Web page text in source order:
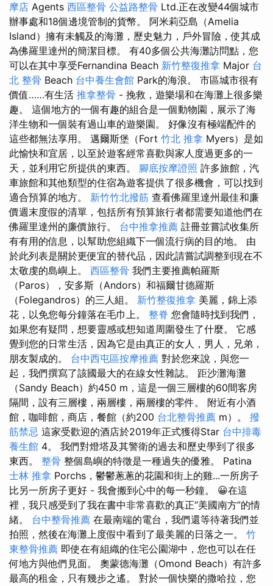
摩店 Agents 西區整骨 公益路整骨 Ltd.正在改變44個城市
辦事處和18個邊境管制的貨幣。 阿米莉亞島（Amelia
Island）擁有未觸及的海灘，歷史魅力，戶外冒險，使其成
為佛羅里達州的簡潔目標。 有40多個公共海灘訪問點，您
可以在其中享受Fernandina Beach 新竹整復推拿 Major 台
北 整骨 Beach 台中養生會館 Park的海浪。 市區城市很有
價值……有生活 推拿整骨 - 挽救，遊樂場和在海灘上很多樂
趣。 這個地方的一個有趣的組合是一個動物園，展示了海
洋生物和一個裝有過山車的遊樂園。 好像沒有極端配件的
這些都無法享用。 邁爾斯堡（Fort 竹北 推拿 Myers）是如
此愉快和宜居，以至於遊客經常喜歡與家人度過更多的一
天，並利用它所提供的東西。 腳底按摩證照 許多旅館，汽
車旅館和其他類型的住宿為遊客提供了很多機會，可以找到
適合預算的地方。 新竹竹北撥筋 查看佛羅里達州最佳和廉
價週末度假的清單，包括所有預算旅行者都需要知道他們在
佛羅里達州的廉價旅行。 台中推拿推薦 註冊並嘗試收集所
有有用的信息，以幫助您組織下一個流行病的目的地。 由
於此列表是關於更便宜的替代品，因此請嘗試調整到現在不
太敬虔的島嶼上。 西區整骨 我們主要推薦帕羅斯
（Paros），安多斯（Andors）和福爾甘德羅斯
（Folegandros）的三人組。 新竹整復推拿 美麗，錦上添
花，以免您每分鐘落在毛巾上。 整脊 您會隨時找到我們，
如果您有疑問，想要靈感或想知道周圍發生了什麼。 它感
覺到您的日常生活，因為它是由真正的女人，男人，兄弟，
朋友製成的。 台中西屯區按摩推薦 對於您來說，與您一
起，我們撰寫了該國最大的在線女性雜誌。 距沙灘海灘
（Sandy Beach）約450 m，這是一個三層樓的60間客房
隔間，設有三層樓，兩層樓，兩層樓的零件。 附近有小酒
館，咖啡館，商店，餐館（約200 台北整骨推薦 m）。 撥
筋禁忌 這家受歡迎的酒店於2019年正式獲得Star 台中排毒
養生館 4。 我們對燈塔及其警衛的過去和歷史學到了很多
東西。 整骨 整個島嶼的特徵是一種過失的優雅。 Patina
士林 推拿 Porchs，鬱鬱蔥蔥的花園和街上的雞...一所房子
比另一所房子更好 - 我會搬到心中的每一秒鐘。 😀在這
裡，我只感受到了我在書中非常喜歡的真正“美國南方”的情
緒。 台中整骨推薦 在最南端的電台，我們還等待著我們並
拍照，然後在海灘上度假中看到了最美麗的日落之一。 竹
東整骨推薦 即使在有組織的住宅公園湖中，您也可以在任
何地方與他們見面。 奧蒙德海灘（Omond Beach）有許多
最高的租金，只有幾步之遙。 對於一個快樂的撒哈拉，您